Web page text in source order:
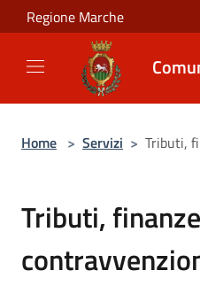
Salta al contenuto principale
Regione Marche
Home > Servizi > Tributi,
Tributi,